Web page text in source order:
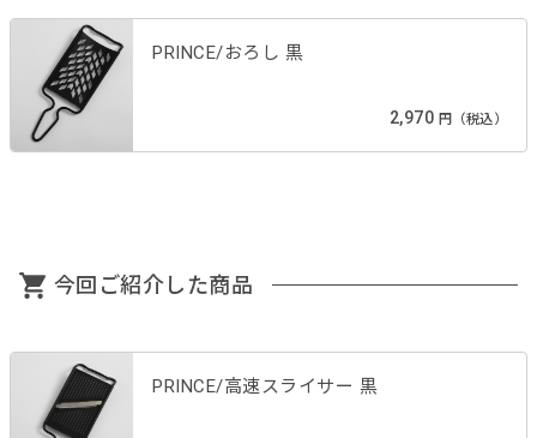
PRINCE/おろし 黒
2,970 円（税込）
今回ご紹介した商品
PRINCE/高速スライサー 黒